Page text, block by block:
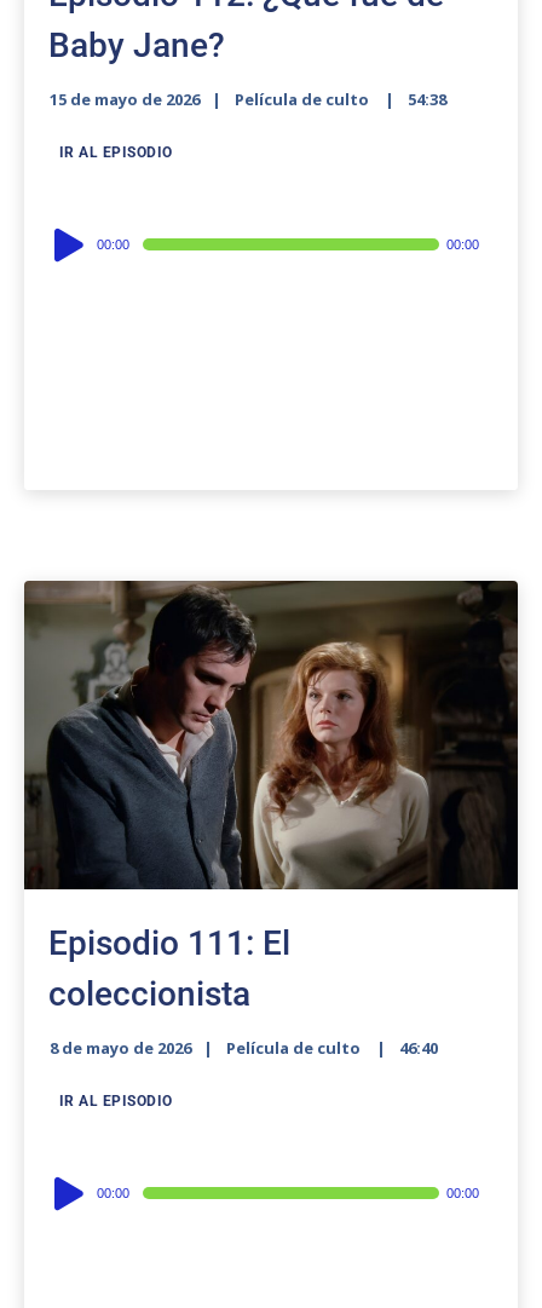
Baby Jane?
15 de mayo de 2026 Película de culto 54:38
IR AL EPISODIO
Audio
Player
00:00 00:00
Episodio 111: El
coleccionista
8 de mayo de 2026 Película de culto 46:40
IR AL EPISODIO
Audio
Player
00:00 00:00